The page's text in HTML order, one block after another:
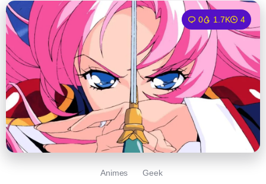
0 1.7K 4
Animes Geek